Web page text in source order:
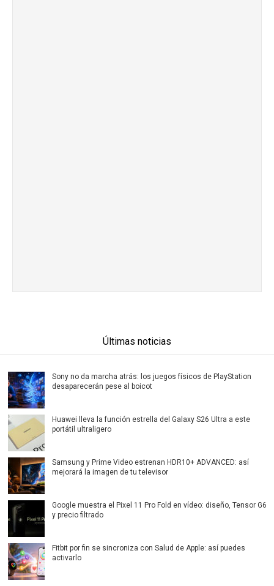
Últimas noticias
Sony no da marcha atrás: los juegos físicos de PlayStation
desaparecerán pese al boicot
Huawei lleva la función estrella del Galaxy S26 Ultra a este
portátil ultraligero
Samsung y Prime Video estrenan HDR10+ ADVANCED: así
mejorará la imagen de tu televisor
Google muestra el Pixel 11 Pro Fold en vídeo: diseño, Tensor G6
y precio filtrado
Fitbit por fin se sincroniza con Salud de Apple: así puedes
activarlo